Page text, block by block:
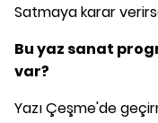
Satmaya karar
Bu yaz sanat
var?
Yazı Çeşme'de